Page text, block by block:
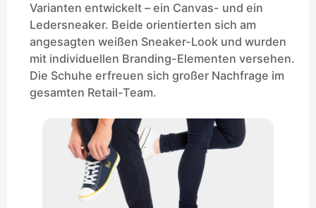
Varianten entwickelt – ein Canvas- und ein
Ledersneaker. Beide orientierten sich am
angesagten weißen Sneaker-Look und wurden
mit individuellen Branding-Elementen versehen.
Die Schuhe erfreuen sich großer Nachfrage im
gesamten Retail-Team.